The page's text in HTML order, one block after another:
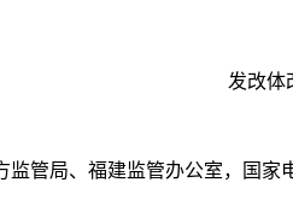
发改体
管局、福建监管办公室，国